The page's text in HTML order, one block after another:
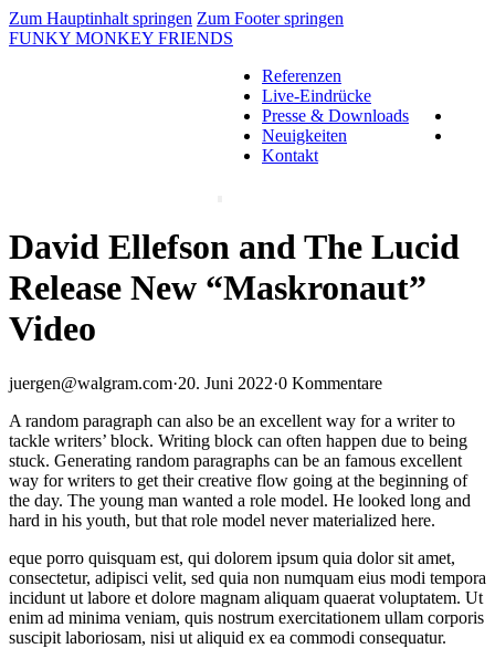
Zum Hauptinhalt springen Zum Footer springen
FUNKY MONKEY FRIENDS
Referenzen
Live-Eindrücke
Presse & Downloads
Neuigkeiten
Kontakt
David Ellefson and The Lucid
Release New “Maskronaut”
Video
juergen@walgram.com·20. Juni 2022·0 Kommentare
A random paragraph can also be an excellent way for a writer to
tackle writers’ block. Writing block can often happen due to being
stuck. Generating random paragraphs can be an famous excellent
way for writers to get their creative flow going at the beginning of
the day. The young man wanted a role model. He looked long and
hard in his youth, but that role model never materialized here.
eque porro quisquam est, qui dolorem ipsum quia dolor sit amet,
consectetur, adipisci velit, sed quia non numquam eius modi tempora
incidunt ut labore et dolore magnam aliquam quaerat voluptatem. Ut
enim ad minima veniam, quis nostrum exercitationem ullam corporis
suscipit laboriosam, nisi ut aliquid ex ea commodi consequatur.